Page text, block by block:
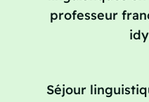
professeur
Séjour